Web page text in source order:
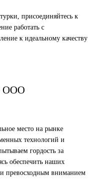
присоединяйтесь к
работать с
к идеальному качеству
ООО
место на рынке
технологий и
гордость за
обеспечить наших
превосходным вниманием